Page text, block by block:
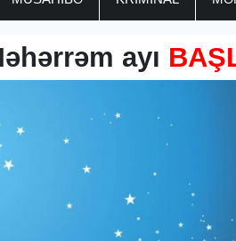
ayı